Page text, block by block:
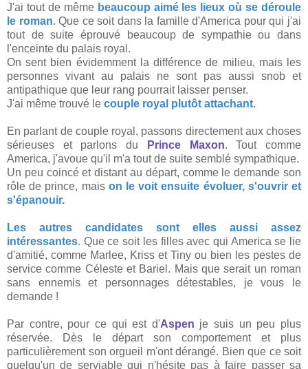
J'ai tout de même beaucoup aimé les lieux où se déroule
le roman. Que ce soit dans la famille d'America pour qui j'ai
tout de suite éprouvé beaucoup de sympathie ou dans
l'enceinte du palais royal.
On sent bien évidemment la différence de milieu, mais les
personnes vivant au palais ne sont pas aussi snob et
antipathique que leur rang pourrait laisser penser.
J'ai même trouvé le couple royal plutôt attachant.
En parlant de couple royal, passons directement aux choses
sérieuses et parlons du
Prince Maxon. Tout comme
America, j'avoue qu'il m'a tout de suite semblé sympathique.
Un peu coincé et distant au départ, comme le demande son
rôle de prince, mais on le voit ensuite évoluer, s'ouvrir et
s'épanouir.
Les autres candidates sont elles aussi assez
intéressantes. Que ce soit les filles avec qui America se lie
d'amitié, comme Marlee, Kriss et Tiny ou bien les pestes de
service comme Céleste et Bariel. Mais que serait un roman
sans ennemis et personnages détestables, je vous le
demande !
Par contre, pour ce qui est d'Aspen je suis un peu plus
réservée. Dès le départ son comportement et plus
particulièrement son orgueil m'ont dérangé. Bien que ce soit
quelqu'un de serviable qui n'hésite pas à faire passer sa